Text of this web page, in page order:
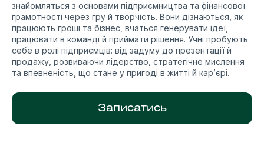
знайомляться з основами підприємництва та фінансової
грамотності через гру й творчість. Вони дізнаються, як
працюють гроші та бізнес, вчаться генерувати ідеї,
працювати в команді й приймати рішення. Учні пробують
себе в ролі підприємців: від задуму до презентації й
продажу, розвиваючи лідерство, стратегічне мислення
та впевненість, що стане у пригоді в житті й кар’єрі.
Записатись